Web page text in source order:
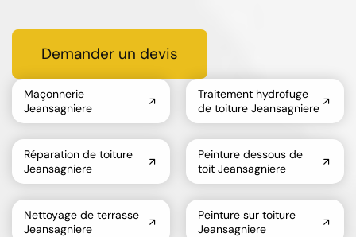
Demander un devis
Maçonnerie
Jeansagniere
Traitement hydrofuge
de toiture Jeansagniere
Réparation de toiture
Jeansagniere
Peinture dessous de
toit Jeansagniere
Nettoyage de terrasse
Jeansagniere
Peinture sur toiture
Jeansagniere